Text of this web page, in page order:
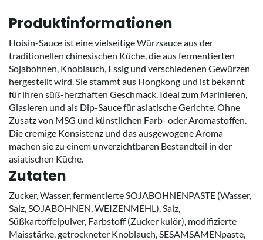
Produktinformationen
Hoisin-Sauce ist eine vielseitige Würzsauce aus der
traditionellen chinesischen Küche, die aus fermentierten
Sojabohnen, Knoblauch, Essig und verschiedenen Gewürzen
hergestellt wird. Sie stammt aus Hongkong und ist bekannt
für ihren süß-herzhaften Geschmack. Ideal zum Marinieren,
Glasieren und als Dip-Sauce für asiatische Gerichte. Ohne
Zusatz von MSG und künstlichen Farb- oder Aromastoffen.
Die cremige Konsistenz und das ausgewogene Aroma
machen sie zu einem unverzichtbaren Bestandteil in der
asiatischen Küche.
Zutaten
Zucker, Wasser, fermentierte SOJABOHNENPASTE (Wasser,
Salz, SOJABOHNEN, WEIZENMEHL), Salz,
Süßkartoffelpulver, Farbstoff (Zucker kulör), modifizierte
Maisstärke, getrockneter Knoblauch, SESAMSAMENpaste,